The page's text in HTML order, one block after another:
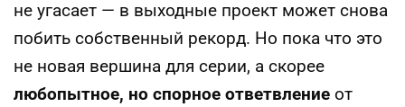
не угасает — в выходные проект может снова
побить собственный рекорд. Но пока что это
не новая вершина для серии, а скорее
любопытное, но спорное ответвление от